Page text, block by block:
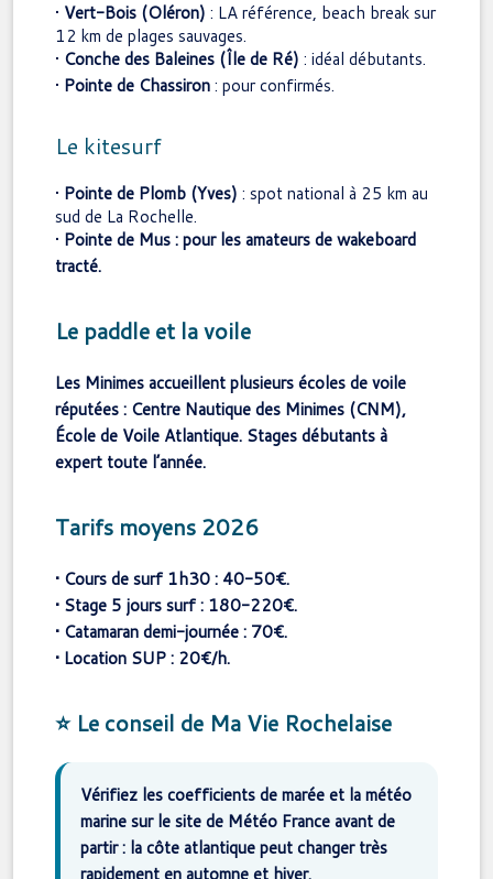
• Vert-Bois (Oléron) : LA référence, beach break sur
12 km de plages sauvages.
• Conche des Baleines (Île de Ré) : idéal débutants.
• Pointe de Chassiron: pour confirmés.
Le kitesurf
• Pointe de Plomb (Yves) : spot national à 25 km au
sud de La Rochelle.
• Pointe de Mus: pour les amateurs de wakeboard
tracté.
Le paddle et la voile
Les Minimes accueillent plusieurs écoles de voile
réputées : Centre Nautique des Minimes (CNM),
École de Voile Atlantique. Stages débutants à
expert toute l’année.
Tarifs moyens 2026
• Cours de surf 1h30 : 40-50€.
• Stage 5 jours surf : 180-220€.
• Catamaran demi-journée : 70€.
• Location SUP : 20€/h.
⭐ Le conseil de Ma Vie Rochelaise
Vérifiez les coefficients de marée et la météo
marine sur le site de Météo France avant de
partir : la côte atlantique peut changer très
rapidement en automne et hiver.